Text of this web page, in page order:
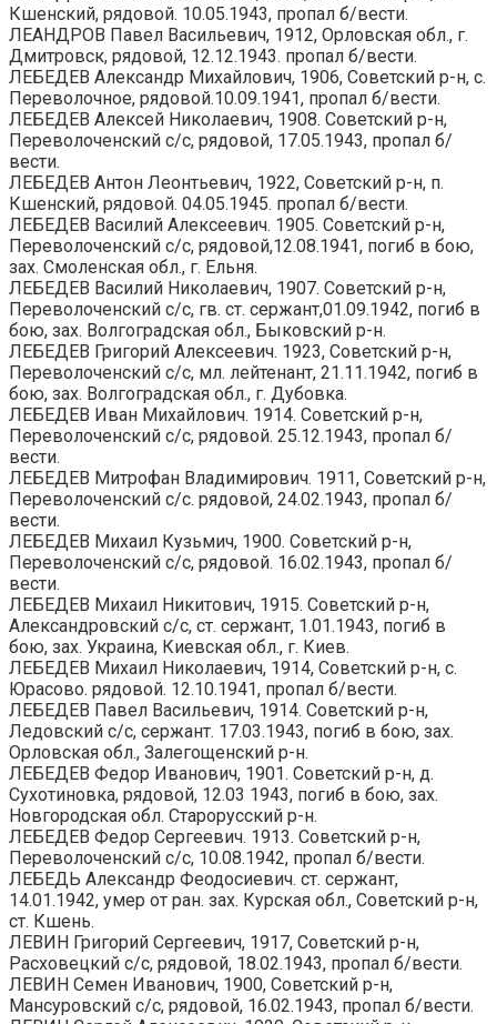
Кшенский, рядовой. 10.05.1943, пропал б/вести.
ЛЕАНДРОВ Павел Васильевич, 1912, Орловская обл., г.
Дмитровск, рядовой, 12.12.1943. пропал б/вести.
ЛЕБЕДЕВ Александр Михайлович, 1906, Советский р-н, с.
Переволочное, рядовой.10.09.1941, пропал б/вести.
ЛЕБЕДЕВ Алексей Николаевич, 1908. Советский р-н,
Переволоченский с/с, рядовой, 17.05.1943, пропал б/
вести.
ЛЕБЕДЕВ Антон Леонтьевич, 1922, Советский р-н, п.
Кшенский, рядовой. 04.05.1945. пропал б/вести.
ЛЕБЕДЕВ Василий Алексеевич. 1905. Советский р-н,
Переволоченский с/с, рядовой,12.08.1941, погиб в бою,
зах. Смоленская обл., г. Ельня.
ЛЕБЕДЕВ Василий Николаевич, 1907. Советский р-н,
Переволоченский с/с, гв. ст. сержант,01.09.1942, погиб в
бою, зах. Волгоградская обл., Быковский р-н.
ЛЕБЕДЕВ Григорий Алексеевич. 1923, Советский р-н,
Переволоченский с/с, мл. лейтенант, 21.11.1942, погиб в
бою, зах. Волгоградская обл., г. Дубовка.
ЛЕБЕДЕВ Иван Михайлович. 1914. Советский р-н,
Переволоченский с/с, рядовой. 25.12.1943, пропал б/
вести.
ЛЕБЕДЕВ Митрофан Владимирович. 1911, Советский р-н,
Переволоченский с/с. рядовой, 24.02.1943, пропал б/
вести.
ЛЕБЕДЕВ Михаил Кузьмич, 1900. Советский р-н,
Переволоченский с/с, рядовой. 16.02.1943, пропал б/
вести.
ЛЕБЕДЕВ Михаил Никитович, 1915. Советский р-н,
Александровский с/с, ст. сержант, 1.01.1943, погиб в
бою, зах. Украина, Киевская обл., г. Киев.
ЛЕБЕДЕВ Михаил Николаевич, 1914, Советский р-н, с.
Юрасово. рядовой. 12.10.1941, пропал б/вести.
ЛЕБЕДЕВ Павел Васильевич, 1914. Советский р-н,
Ледовский с/с, сержант. 17.03.1943, погиб в бою, зах.
Орловская обл., Залегощенский р-н.
ЛЕБЕДЕВ Федор Иванович, 1901. Советский р-н, д.
Сухотиновка, рядовой, 12.03 1943, погиб в бою, зах.
Новгородская обл. Старорусский р-н.
ЛЕБЕДЕВ Федор Сергеевич. 1913. Советский р-н,
Переволоченский с/с, 10.08.1942, пропал б/вести.
ЛЕБЕДЬ Александр Феодосиевич. ст. сержант,
14.01.1942, умер от ран. зах. Курская обл., Советский р-н,
ст. Кшень.
ЛЕВИН Григорий Сергеевич, 1917, Советский р-н,
Расховецкий с/с, рядовой, 18.02.1943, пропал б/вести.
ЛЕВИН Семен Иванович, 1900, Советский р-н,
Мансуровский с/с, рядовой, 16.02.1943, пропал б/вести.